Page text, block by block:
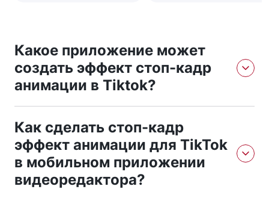
Какое приложение может
создать эффект стоп-кадр
анимации в Tiktok?
покадровой анимации в Tiktok. Вам нужно просто
перейти по ссылке для скачивания, установить
приложение и следовать инструкциям. Он прост в
использовании, и вы можете получить результат в
короткие сроки.
Как сделать стоп-кадр
эффект анимации для TikTok
в мобильном приложении
видеоредактора?